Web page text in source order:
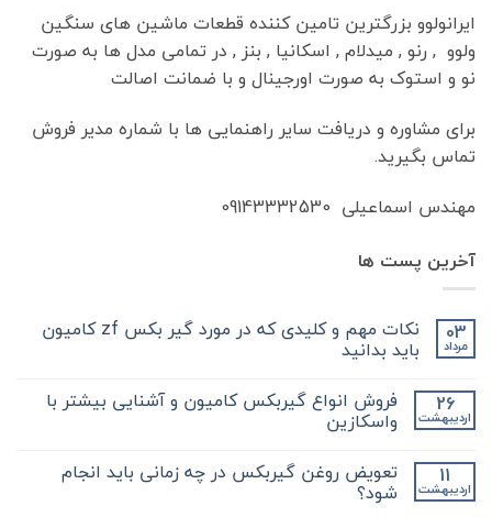
ایرانولوو بزرگترین تامین کننده قطعات ماشین های سنگین
ولوو , رنو , میدلام , اسکانیا , بنز , در تمامی مدل ها به صورت
نو و استوک به صورت اورجینال و با ضمانت اصالت
برای مشاوره و دریافت سایر راهنمایی ها با شماره مدیر فروش
تماس بگیرید.
مهندس اسماعیلی 09143332530
آخرین پست ها
03
مرداد
نکات مهم و کلیدی که در مورد گیر بکس zf کامیون
باید بدانید
دیدگاهی
نکات
مهم
کلیدی
در
مورد
نشده 26
اردیبهشت
فروش انواع گیربکس کامیون و آشنایی بیشتر با
واسکازین
برای
فروش
انواع
ثبت
نشده 11
اردیبهشت
تعویض روغن گیربکس در چه زمانی باید انجام
شود؟